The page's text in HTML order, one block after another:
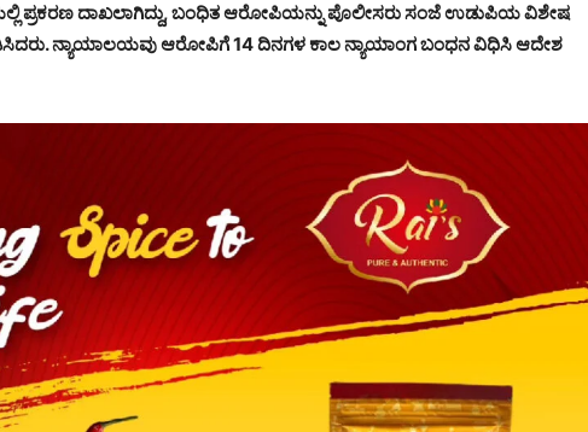
ಪ್ರಕರಣ ದಾಖಲಾಗಿದ್ದು, ಬಂಧಿತ ಆರೋಪಿಯನ್ನು ಪೊಲೀಸರು ಸಂಜೆ ಉಡುಪಿಯ ವಿಶೇಷ
ನ್ಯಾಯಾಲಯವು ಆರೋಪಿಗೆ 14 ದಿನಗಳ ಕಾಲ ನ್ಯಾಯಾಂಗ ಬಂಧನ ವಿಧಿಸಿ ಆದೇಶ